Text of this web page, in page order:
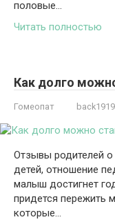
половые…
Читать полностью
Как долго
Гомеопат back1919
Отзывы родителей о
детей, отношение
малыш достигнет
придется пережить
которые…